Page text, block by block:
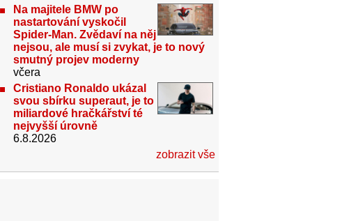
Na majitele BMW po
nastartování vyskočil
Spider-Man. Zvědaví na něj
nejsou, ale musí si zvykat, je to nový
smutný projev moderny
včera
Cristiano Ronaldo ukázal
svou sbírku superaut, je to
miliardové hračkářství té
nejvyšší úrovně
6.8.2026
zobrazit vše